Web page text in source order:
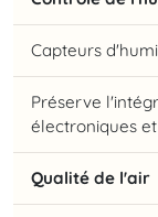
Capteurs
Préserve
électroniques
Qualité de l'air